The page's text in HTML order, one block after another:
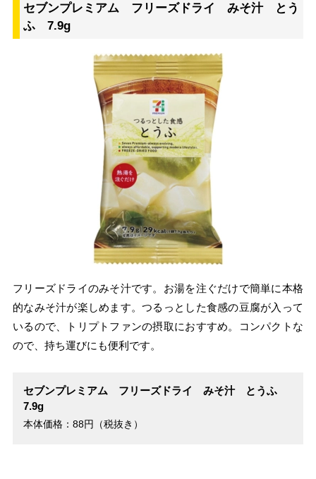
セブンプレミアム フリーズドライ みそ汁 とう
ふ 7.9g
フリーズドライのみそ汁です。お湯を注ぐだけで簡単に本格
的なみそ汁が楽しめます。つるっとした食感の豆腐が入って
いるので、トリプトファンの摂取におすすめ。コンパクトな
ので、持ち運びにも便利です。
セブンプレミアム フリーズドライ みそ汁 とうふ
7.9g
本体価格：88円（税抜き）